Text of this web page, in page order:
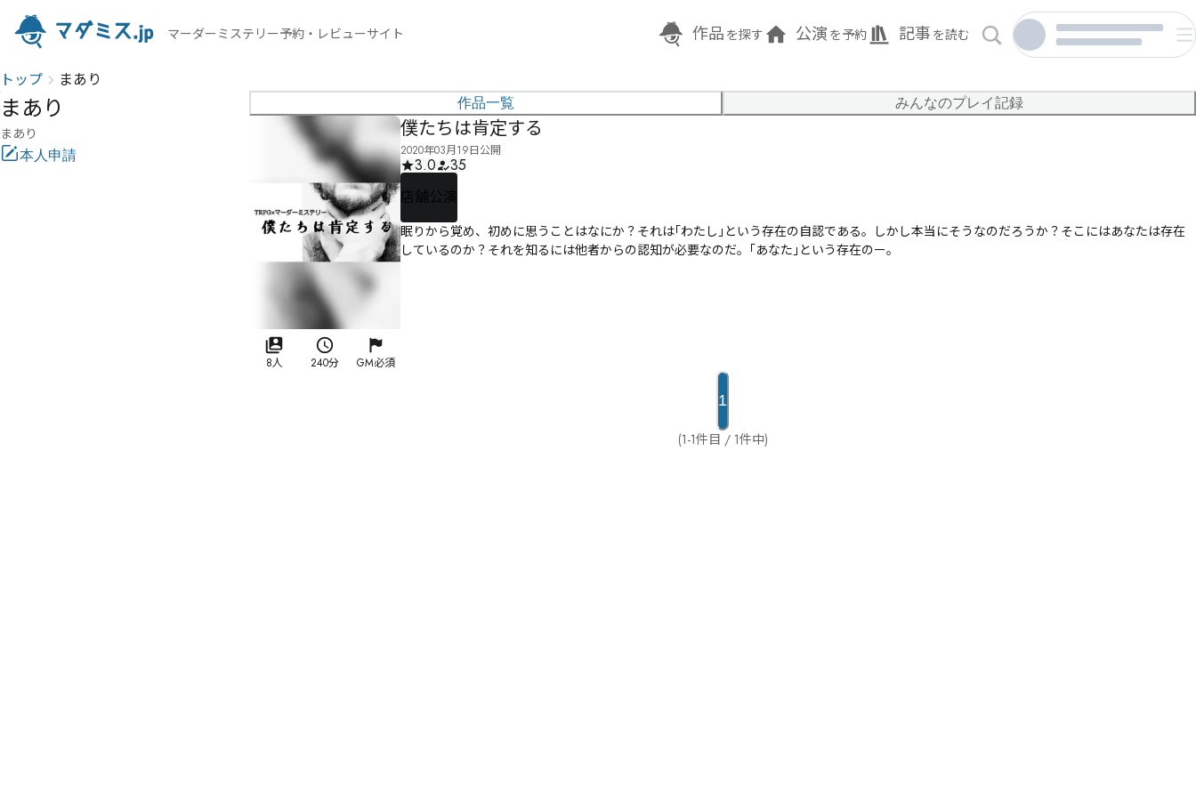
マーダーミステリー予約・レビューサイト 作品 を探す 公演 を予約 記事 を読む
トップ まあり
まあり
まあり
本人申請
作品一覧 みんなのプレイ記録
8人 240分 GM必須
僕たちは肯定する
2020年03月19日公開
3.0
35
店舗公演
眠りから覚め、初めに思うことはなにか？それは｢わたし｣という存在の自認である。しかし本当にそうなのだろうか？そこにはあなたは存在
しているのか？それを知るには他者からの認知が必要なのだ。｢あなた｣という存在のー。
1
(1-1件目 / 1件中)